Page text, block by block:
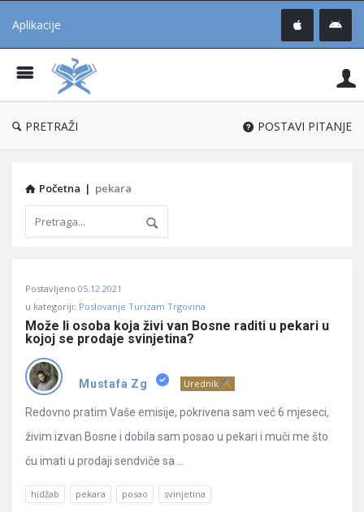
Aplikacije
®
PRETRAŽI POSTAVI PITANJE
Početna | pekara
Učene
Latest
Pitanja
Postavljeno 05.12.2021
u kategoriji: Poslovanje Turizam Trgovina
Može li osoba koja živi van Bosne raditi u pekari u
kojoj se prodaje svinjetina?
Mustafa Zg Urednik
Redovno pratim Vaše emisije, pokrivena sam već 6 mjeseci,
živim izvan Bosne i dobila sam posao u pekari i muči me što
ću imati u prodaji sendviče sa ...
hidžab pekara posao svinjetina